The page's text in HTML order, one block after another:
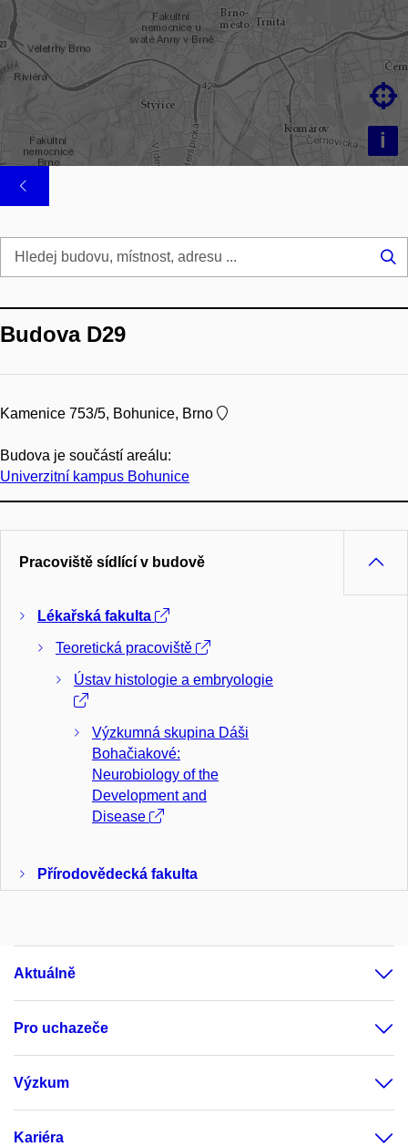
i

Budova D29
Kamenice 753/5, Bohunice, Brno
Budova je součástí areálu:
Univerzitní kampus Bohunice
Pracoviště sídlící v budově
Lékařská fakulta
Teoretická pracoviště
Ústav histologie a embryologie
Výzkumná skupina Dáši
Bohačiakové:
Neurobiology of the
Development and
Disease
Přírodovědecká fakulta
Laboratoře
mikrobiomu
Aktuálně
Pro uchazeče
Výzkum
Kariéra